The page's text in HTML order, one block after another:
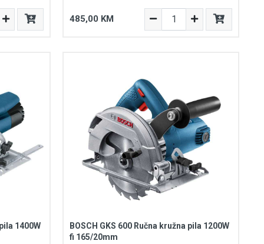
485,00 KM
1400W
BOSCH GKS 600 Ručna kružna pila 1200W
fi 165/20mm